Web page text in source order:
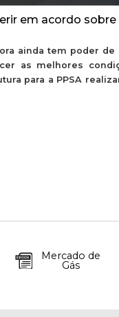
em acordo sobre
ainda tem poder de
as melhores
para a PPSA
Mercado de
Gás